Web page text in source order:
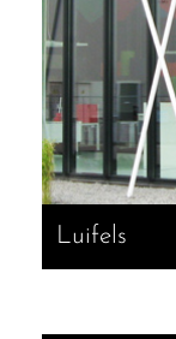
Luifels